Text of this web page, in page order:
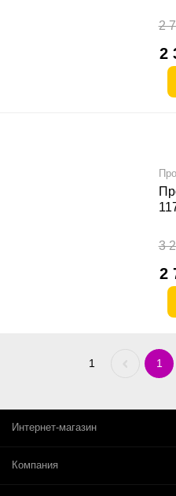
2
2
3
2
1 Previous
1
Интернет-магазин
Компания